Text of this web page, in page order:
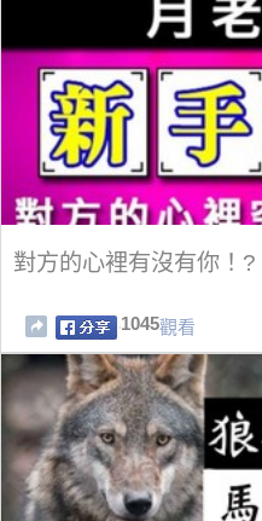
對方的心裡有沒有你！?
1045觀看